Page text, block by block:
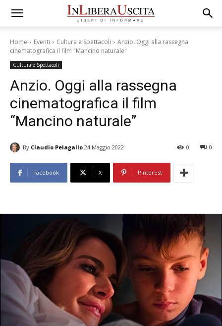
Home Eventi Cultura e Spettacoli
Anzio. Oggi alla rassegna
cinematografica il film "Mancino naturale"
Cultura e Spettacoli
Anzio. Oggi alla rassegna
cinematografica il film
“Mancino naturale”
By Claudio Pelagallo 24 Maggio 2022 0
0
Facebook X Pinterest